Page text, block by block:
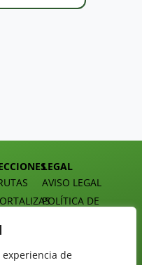
experiencia de
LEGAL
AVISO LEGAL
POLÍTICA DE